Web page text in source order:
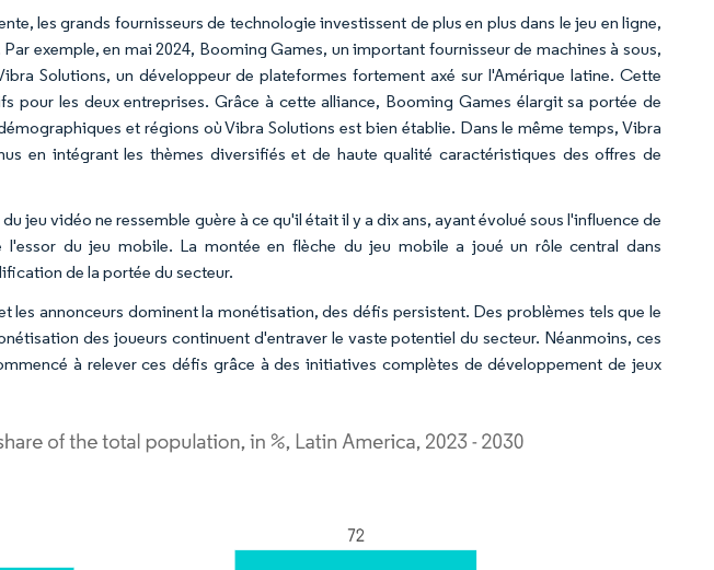
les grands fournisseurs de technologie investissent de plus en plus dans le jeu en ligne,
exemple, en mai 2024, Booming Games, un important fournisseur de machines à sous,
Solutions, un développeur de plateformes fortement axé sur l'Amérique latine. Cette
pour les deux entreprises. Grâce à cette alliance, Booming Games élargit sa portée de
et régions où Vibra Solutions est bien établie. Dans le même temps, Vibra
en intégrant les thèmes diversifiés et de haute qualité caractéristiques des offres de
jeu vidéo ne ressemble guère à ce qu'il était il y a dix ans, ayant évolué sous l'influence de
du jeu mobile. La montée en flèche du jeu mobile a joué un rôle central dans
de la portée du secteur.
les annonceurs dominent la monétisation, des défis persistent. Des problèmes tels que le
des joueurs continuent d'entraver le vaste potentiel du secteur. Néanmoins, ces
à relever ces défis grâce à des initiatives complètes de développement de jeux